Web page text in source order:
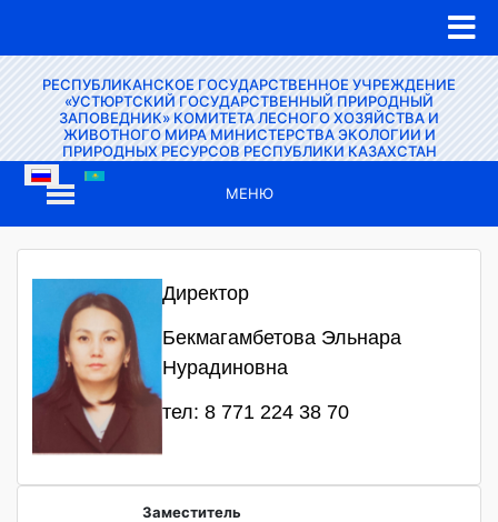
РЕСПУБЛИКАНСКОЕ ГОСУДАРСТВЕННОЕ УЧРЕЖДЕНИЕ
«УСТЮРТСКИЙ ГОСУДАРСТВЕННЫЙ ПРИРОДНЫЙ
ЗАПОВЕДНИК» КОМИТЕТА ЛЕСНОГО ХОЗЯЙСТВА И
ЖИВОТНОГО МИРА МИНИСТЕРСТВА ЭКОЛОГИИ И
ПРИРОДНЫХ РЕСУРСОВ РЕСПУБЛИКИ КАЗАХСТАН
МЕНЮ
Директор
Бекмагамбетова Эльнара
Нурадиновна
тел: 8 771 224 38 70
Заместитель